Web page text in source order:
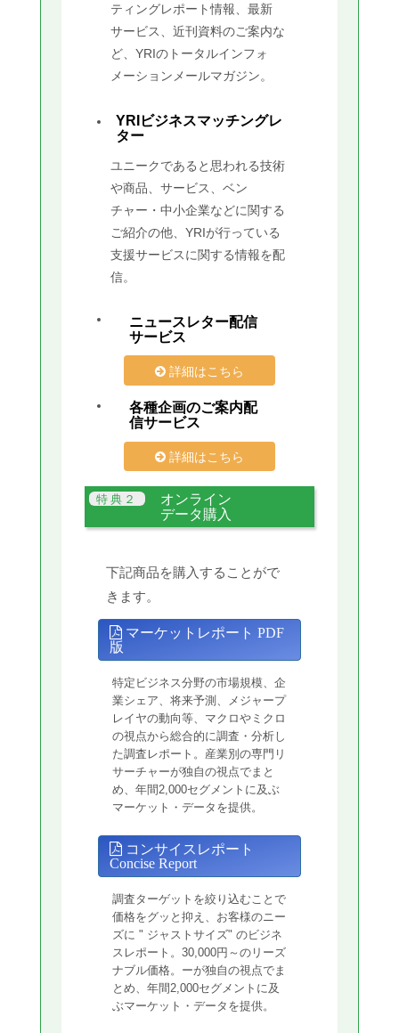
ティングレポート情報、最新
サービス、近刊資料のご案内な
ど、YRIのトータルインフォ
メーションメールマガジン。
YRIビジネスマッチングレ
ター
ユニークであると思われる技術
や商品、サービス、ベン
チャー・中小企業などに関する
ご紹介の他、YRIが行っている
支援サービスに関する情報を配
信。
ニュースレター配信
サービス
詳細はこちら
各種企画のご案内配
信サービス
詳細はこちら
オンライン
データ購入
下記商品を購入することがで
きます。
マーケットレポート PDF
版
特定ビジネス分野の市場規模、企
業シェア、将来予測、メジャープ
レイヤの動向等、マクロやミクロ
の視点から総合的に調査・分析し
た調査レポート。産業別の専門リ
サーチャーが独自の視点でまと
め、年間2,000セグメントに及ぶ
マーケット・データを提供。
コンサイスレポート
Concise Report
調査ターゲットを絞り込むことで
価格をグッと抑え、お客様のニー
ズに " ジャストサイズ" のビジネ
スレポート。30,000円～のリーズ
ナブル価格。ーが独自の視点でま
とめ、年間2,000セグメントに及
ぶマーケット・データを提供。